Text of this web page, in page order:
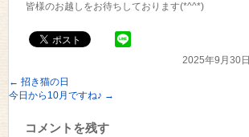
皆様のお越しをお待ちしております(*^^*)
2025年9月30日
← 招き猫の日
今日から10月ですね♪ →
コメントを残す